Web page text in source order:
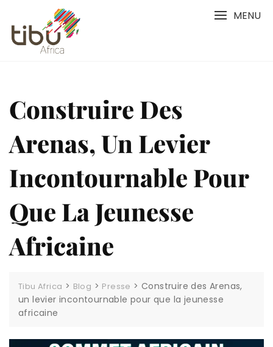
content
MENU
Construire Des
Arenas, Un Levier
Incontournable Pour
Que La Jeunesse
Africaine
Tibu Africa > Blog > Presse >Construire des Arenas,
un levier incontournable pour que la jeunesse
africaine